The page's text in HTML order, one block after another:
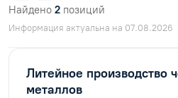
Найдено 2 позиций
Информация актуальна на 07.08.2026
Литейное производство
металлов